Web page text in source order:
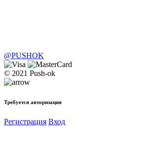
@PUSHOK
© 2021 Push-ok
Требуется авторизация
Регистрация Вход